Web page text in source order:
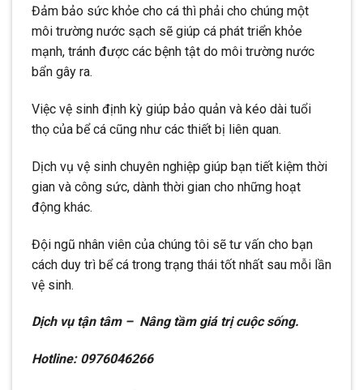
Đảm bảo sức khỏe cho cá thì phải cho chúng một
môi trường nước sạch sẽ giúp cá phát triển khỏe
mạnh, tránh được các bệnh tật do môi trường nước
bẩn gây ra.
Việc vệ sinh định kỳ giúp bảo quản và kéo dài tuổi
thọ của bể cá cũng như các thiết bị liên quan.
Dịch vụ vệ sinh chuyên nghiệp giúp bạn tiết kiệm thời
gian và công sức, dành thời gian cho những hoạt
động khác.
Đội ngũ nhân viên của chúng tôi sẽ tư vấn cho bạn
cách duy trì bể cá trong trạng thái tốt nhất sau mỗi lần
vệ sinh.
Dịch vụ tận tâm – Nâng tầm giá trị cuộc sống.
Hotline: 0976046266